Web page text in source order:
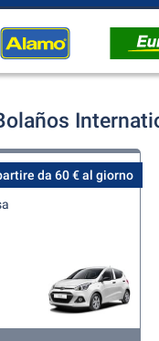
da 60 € al giorno